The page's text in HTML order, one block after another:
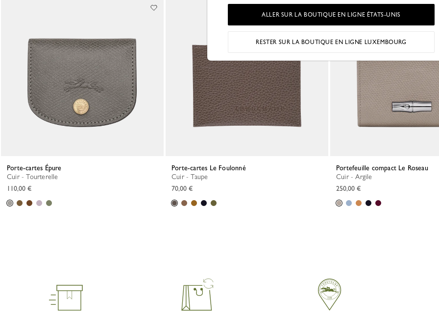
Porte-cartes Épure
Cuir - Tourterelle
110,00 €
Porte-cartes Le Foulonné
Cuir - Taupe
70,00 €
Portefeuille compact Le Roseau
Cuir - Argile
250,00 €
ALLER SUR LA BOUTIQUE EN LIGNE ÉTATS-UNIS
RESTER SUR LA BOUTIQUE EN LIGNE LUXEMBOURG